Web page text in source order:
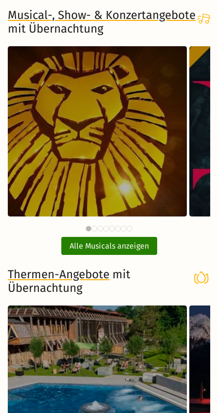
Musical-, Show- & Konzertangebote
mit Übernachtung
ab134 €
Disneys DER KÖNIG DER LÖWEN
mit Hotel
Musical in Hamburg
Zum Musical
Alle Musicals anzeigen
Thermen-Angebote mit
Übernachtung